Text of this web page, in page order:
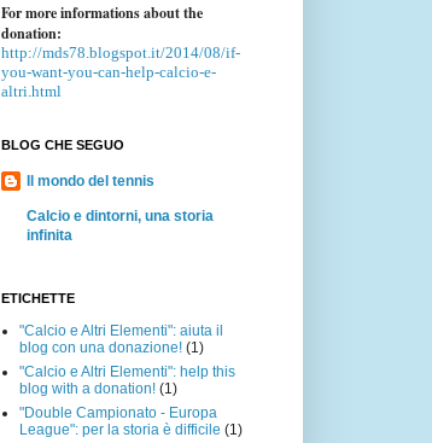
For more informations about the
donation:
http://mds78.blogspot.it/2014/08/if-
you-want-you-can-help-calcio-e-
altri.html
BLOG CHE SEGUO
Il mondo del tennis
Calcio e dintorni, una storia
infinita
ETICHETTE
"Calcio e Altri Elementi": aiuta il
blog con una donazione! (1)
"Calcio e Altri Elementi": help this
blog with a donation! (1)
"Double Campionato - Europa
League": per la storia è difficile (1)